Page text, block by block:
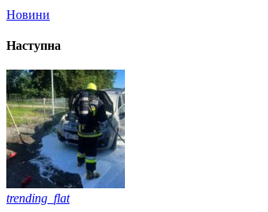
Новини
Наступна
trending_flat